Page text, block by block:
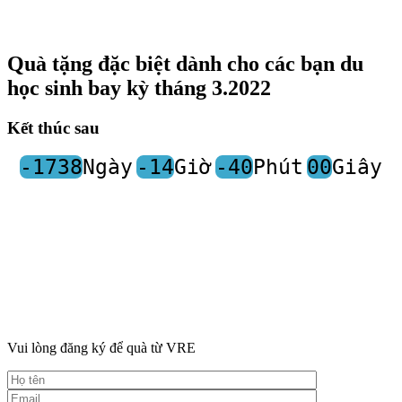
Quà tặng đặc biệt dành cho các bạn du
học sinh bay kỳ tháng 3.2022
Kết thúc sau
-1738Ngày-14Giờ-40Phút 00Giây
Vui lòng đăng ký để quà từ VRE